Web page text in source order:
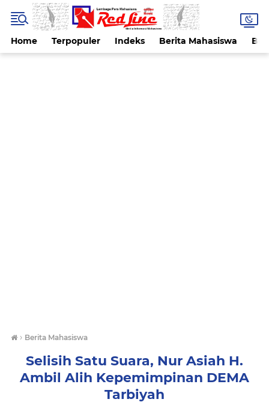
Home Terpopuler Indeks Berita Mahasiswa
› Berita Mahasiswa
Selisih Satu Suara, Nur Asiah H.
Ambil Alih Kepemimpinan DEMA
Tarbiyah